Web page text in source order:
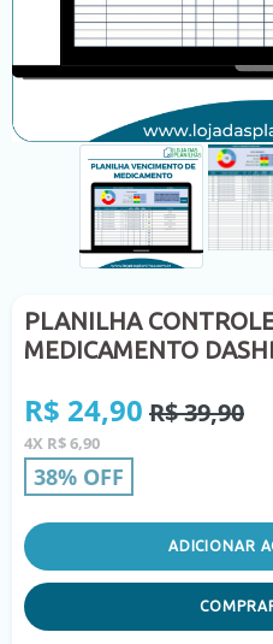
PLANILHA
MEDICAMENTO
Preço
normal
R$ 24,90 R$ 39,90
4X R$ 6,90
38% OFF
ADICIONAR